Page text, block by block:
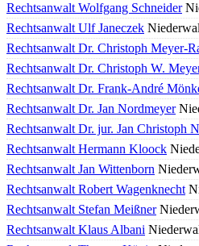
Rechtsanwalt Wolfgang Schneider
Rechtsanwalt Ulf Janeczek
Rechtsanwalt Dr. Christoph Meyer-
Rechtsanwalt Dr. Christoph W.
Rechtsanwalt Dr. Frank-André
Rechtsanwalt Dr. Jan Nordmeyer
Rechtsanwalt Dr. jur. Jan Christoph
Rechtsanwalt Hermann Kloock
Rechtsanwalt Jan Wittenborn
Rechtsanwalt Robert Wagenknecht
Rechtsanwalt Stefan Meißner
Rechtsanwalt Klaus Albani